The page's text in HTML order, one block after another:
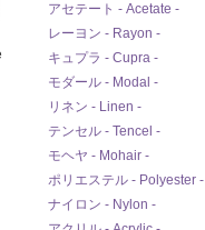
アセテート - Acetate -
レーヨン - Rayon -
キュプラ - Cupra -
モダール - Modal -
リネン - Linen -
テンセル - Tencel -
モヘヤ - Mohair -
ポリエステル - Polyester -
ナイロン - Nylon -